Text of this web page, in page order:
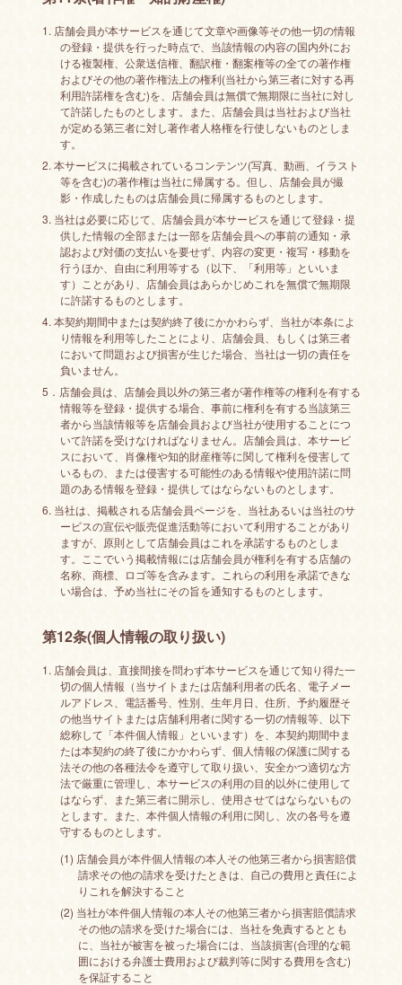
1. 店舗会員が本サービスを通じて文章や画像等その他一切の情報
の登録・提供を行った時点で、当該情報の内容の国内外にお
ける複製権、公衆送信権、翻訳権・翻案権等の全ての著作権
およびその他の著作権法上の権利(当社から第三者に対する再
利用許諾権を含む)を、店舗会員は無償で無期限に当社に対し
て許諾したものとします。また、店舗会員は当社および当社
が定める第三者に対し著作者人格権を行使しないものとしま
す。
2. 本サービスに掲載されているコンテンツ(写真、動画、イラスト
等を含む)の著作権は当社に帰属する。但し、店舗会員が撮
影・作成したものは店舗会員に帰属するものとします。
3. 当社は必要に応じて、店舗会員が本サービスを通じて登録・提
供した情報の全部または一部を店舗会員への事前の通知・承
認および対価の支払いを要せず、内容の変更・複写・移動を
行うほか、自由に利用等する（以下、「利用等」といいま
す）ことがあり、店舗会員はあらかじめこれを無償で無期限
に許諾するものとします。
4. 本契約期間中または契約終了後にかかわらず、当社が本条によ
り情報を利用等したことにより、店舗会員、もしくは第三者
において問題および損害が生じた場合、当社は一切の責任を
負いません。
5．店舗会員は、店舗会員以外の第三者が著作権等の権利を有する
情報等を登録・提供する場合、事前に権利を有する当該第三
者から当該情報等を店舗会員および当社が使用することにつ
いて許諾を受けなければなりません。店舗会員は、本サービ
スにおいて、肖像権や知的財産権等に関して権利を侵害して
いるもの、または侵害する可能性のある情報や使用許諾に問
題のある情報を登録・提供してはならないものとします。
6. 当社は、掲載される店舗会員ページを、当社あるいは当社のサ
ービスの宣伝や販売促進活動等において利用することがあり
ますが、原則として店舗会員はこれを承諾するものとしま
す。ここでいう掲載情報には店舗会員が権利を有する店舗の
名称、商標、ロゴ等を含みます。これらの利用を承諾できな
い場合は、予め当社にその旨を通知するものとします。
第12条(個人情報の取り扱い)
1. 店舗会員は、直接間接を問わず本サービスを通じて知り得た一
切の個人情報（当サイトまたは店舗利用者の氏名、電子メー
ルアドレス、電話番号、性別、生年月日、住所、予約履歴そ
の他当サイトまたは店舗利用者に関する一切の情報等、以下
総称して「本件個人情報」といいます）を、本契約期間中ま
たは本契約の終了後にかかわらず、個人情報の保護に関する
法その他の各種法令を遵守して取り扱い、安全かつ適切な方
法で厳重に管理し、本サービスの利用の目的以外に使用して
はならず、また第三者に開示し、使用させてはならないもの
とします。また、本件個人情報の利用に関し、次の各号を遵
守するものとします。
(1) 店舗会員が本件個人情報の本人その他第三者から損害賠償
請求その他の請求を受けたときは、自己の費用と責任によ
りこれを解決すること
(2) 当社が本件個人情報の本人その他第三者から損害賠償請求
その他の請求を受けた場合には、当社を免責するととも
に、当社が被害を被った場合には、当該損害(合理的な範
囲における弁護士費用および裁判等に関する費用を含む)
を保証すること